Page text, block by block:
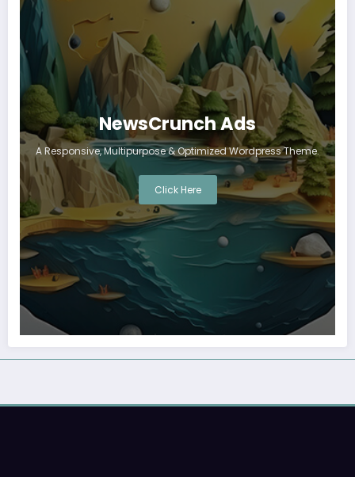
NewsCrunch Ads
A Responsive, Multipurpose & Optimized Wordpress Theme.
Click Here